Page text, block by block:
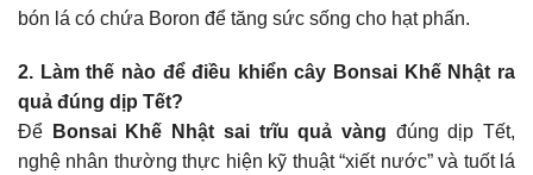
bón lá có chứa Boron để tăng sức sống cho hạt phấn.
2. Làm thế nào để điều khiển cây Bonsai Khế Nhật ra
quả đúng dịp Tết?
Để
Bonsai Khế Nhật sai trĩu quả vàng đúng dịp Tết,
nghệ nhân thường thực hiện kỹ thuật “xiết nước” và tuốt lá